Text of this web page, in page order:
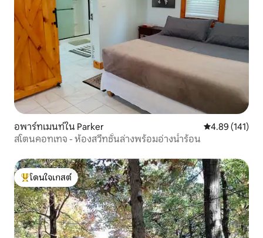
อพาร์ทเมนท์ใน Parker คะแนนเฉลี่ย
4.89 (141)
สโตนคอทเทจ - ห้องสวีทชั้นล่างพร้อมอ่างน้ำร้อน
โดนใจเกสต์ที่สุด
โดนใจเกสต์